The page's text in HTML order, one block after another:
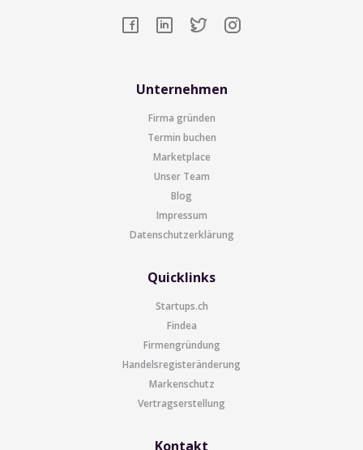
Unternehmen
Firma gründen
Termin buchen
Marketplace
Unser Team
Blog
Impressum
Datenschutzerklärung
Quicklinks
Startups.ch
Findea
Firmengründung
Handelsregisteränderung
Markenschutz
Vertragserstellung
Kontakt